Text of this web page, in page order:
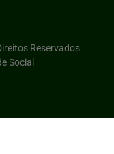
Reservados
Social